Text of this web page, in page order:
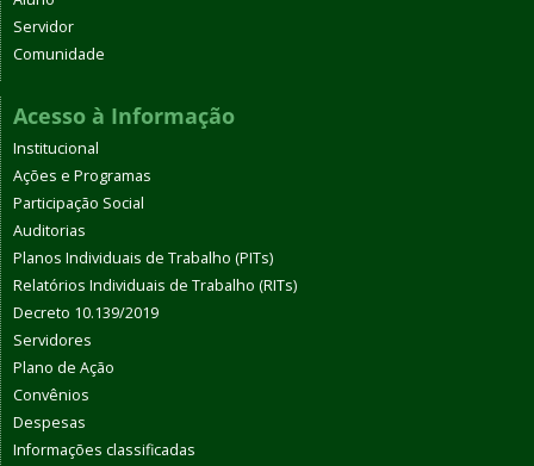
Servidor
Comunidade
Acesso à Informação
Institucional
Ações e Programas
Participação Social
Auditorias
Planos Individuais de Trabalho (PITs)
Relatórios Individuais de Trabalho (RITs)
Decreto 10.139/2019
Servidores
Plano de Ação
Convênios
Despesas
Informações classificadas